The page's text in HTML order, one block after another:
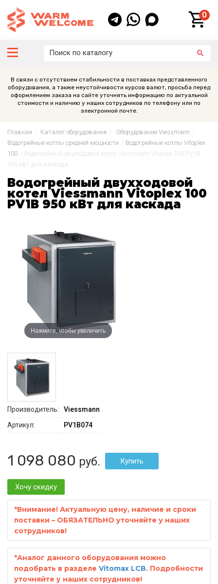
0
В связи с отсутствием стабильности в поставках представленного
оборудования, а также неустойчивости курсов валют, просьба перед
оформлением заказа на сайте уточнять информацию по актуальной
стоимости и наличию у наших сотрудников по телефону или по
электронной почте.
Главная Каталог оборудования Оборудование Viessmann
Водогрейные котлы средней мощности
Водогрейные котлы Vitoplex
100
Водогрейный двухходовой котел Viessmann Vitoplex 100 PV1В
950 кВт для каскада
Водогрейный двухходовой
котел Viessmann Vitoplex 100
PV1В 950 кВт для каскада
Нажмите, чтобы увеличить
Производитель:
Viessmann
Артикул:
PV1B074
1 098 080 руб.
Хочу скидку
*Внимание! Актуальную цену, наличие и сроки
поставки – ОБЯЗАТЕЛЬНО уточняйте у наших
сотрудников!
*Аналог данного оборудования можно
подобрать в разделе Vitomax LCB. Подробности
уточняйте у наших сотрудников!